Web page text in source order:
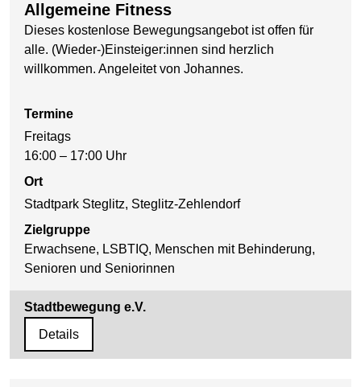
Allgemeine Fitness
Dieses kostenlose Bewegungsangebot ist offen für
alle. (Wieder-)Einsteiger:innen sind herzlich
willkommen. Angeleitet von Johannes.
Termine
Freitags
16:00 – 17:00 Uhr
Ort
Stadtpark Steglitz, Steglitz-Zehlendorf
Zielgruppe
Erwachsene, LSBTIQ, Menschen mit Behinderung,
Senioren und Seniorinnen
Stadtbewegung e.V.
Details